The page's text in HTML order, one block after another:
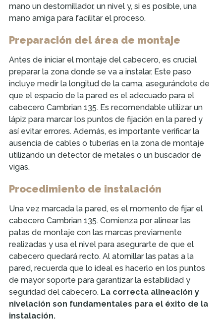
mano un destornillador, un nivel y, si es posible, una
mano amiga para facilitar el proceso.
Preparación del área de montaje
Antes de iniciar el montaje del cabecero, es crucial
preparar la zona donde se va a instalar. Este paso
incluye medir la longitud de la cama, asegurándote de
que el espacio de la pared es el adecuado para el
cabecero Cambrian 135. Es recomendable utilizar un
lápiz para marcar los puntos de fijación en la pared y
así evitar errores. Además, es importante verificar la
ausencia de cables o tuberías en la zona de montaje
utilizando un detector de metales o un buscador de
vigas.
Procedimiento de instalación
Una vez marcada la pared, es el momento de fijar el
cabecero Cambrian 135. Comienza por alinear las
patas de montaje con las marcas previamente
realizadas y usa el nivel para asegurarte de que el
cabecero quedará recto. Al atornillar las patas a la
pared, recuerda que lo ideal es hacerlo en los puntos
de mayor soporte para garantizar la estabilidad y
seguridad del cabecero. La correcta alineación y
nivelación son fundamentales para el éxito de la
instalación.